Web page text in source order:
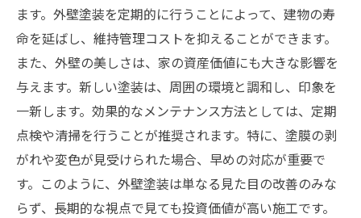
ます。外壁塗装を定期的に行うことによって、建物の寿
命を延ばし、維持管理コストを抑えることができます。
また、外壁の美しさは、家の資産価値にも大きな影響を
与えます。新しい塗装は、周囲の環境と調和し、印象を
一新します。効果的なメンテナンス方法としては、定期
点検や清掃を行うことが推奨されます。特に、塗膜の剥
がれや変色が見受けられた場合、早めの対応が重要で
す。このように、外壁塗装は単なる見た目の改善のみな
らず、長期的な視点で見ても投資価値が高い施工です。